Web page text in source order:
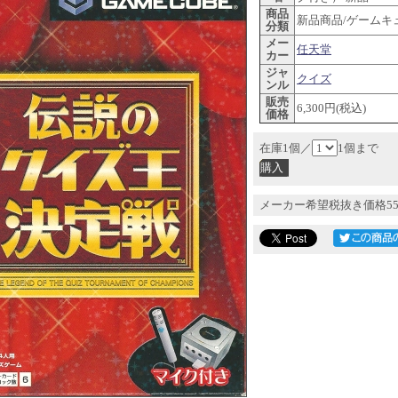
商品
分類
新品商品/ゲームキ
メー
カー 任天堂
ジャ
ンル
クイズ
販売
価格 6,300円(税込)
在庫1個／ 1個まで
メーカー希望税抜き価格